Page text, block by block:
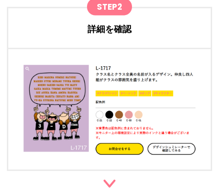
STEP2
詳細を確認